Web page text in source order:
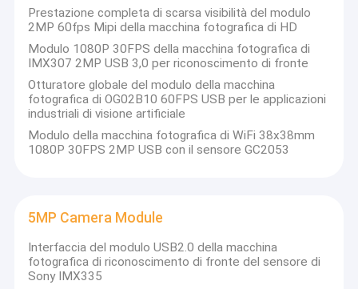
Prestazione completa di scarsa visibilità del modulo
2MP 60fps Mipi della macchina fotografica di HD
Modulo 1080P 30FPS della macchina fotografica di
IMX307 2MP USB 3,0 per riconoscimento di fronte
Otturatore globale del modulo della macchina
fotografica di OG02B10 60FPS USB per le applicazioni
industriali di visione artificiale
Modulo della macchina fotografica di WiFi 38x38mm
1080P 30FPS 2MP USB con il sensore GC2053
5MP Camera Module
Interfaccia del modulo USB2.0 della macchina
fotografica di riconoscimento di fronte del sensore di
Sony IMX335